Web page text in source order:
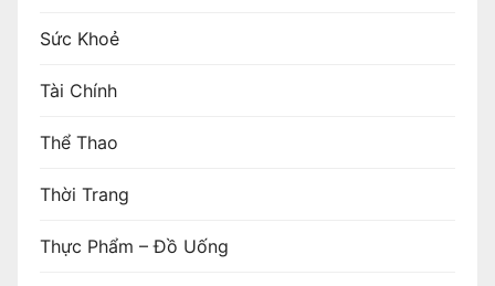
Sức Khoẻ
Tài Chính
Thể Thao
Thời Trang
Thực Phẩm – Đồ Uống